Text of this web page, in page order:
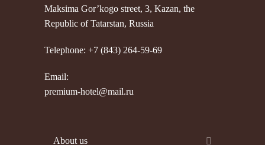
Maksima Gor’kogo street, 3, Kazan, the
Republic of Tatarstan, Russia
Telephone: +7 (843) 264-59-69
Email:
premium-hotel@mail.ru
About us